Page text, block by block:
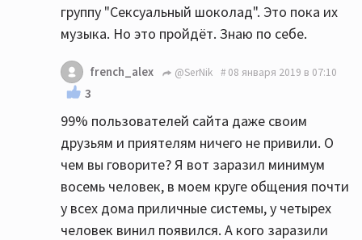
группу "Сексуальный шоколад". Это пока их
музыка. Но это пройдёт. Знаю по себе.
french_alex @SerNik 08 января 2019 в 07:10
3
99% пользователей сайта даже своим
друзьям и приятелям ничего не привили. О
чем вы говорите? Я вот заразил минимум
восемь человек, в моем круге общения почти
у всех дома приличные системы, у четырех
человек винил появился. А кого заразили